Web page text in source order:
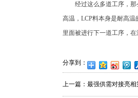
经过这么多道工序，那么
高温，LCP料本身是耐高
里面被进行下一道工序，
分享到：
上一篇： 最强供需对接亮相